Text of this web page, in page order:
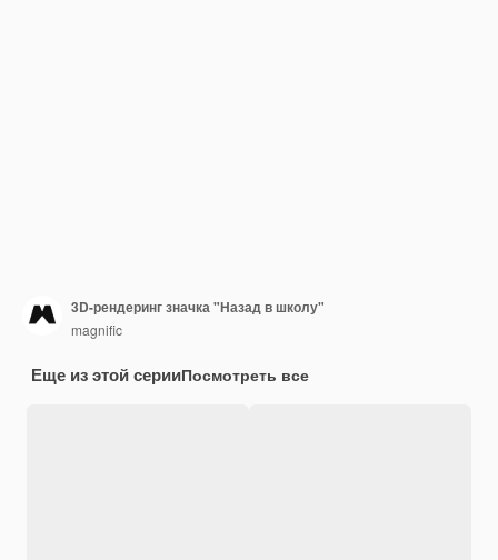
3D-рендеринг значка "Назад в школу"
magnific
Еще из этой серииПосмотреть все